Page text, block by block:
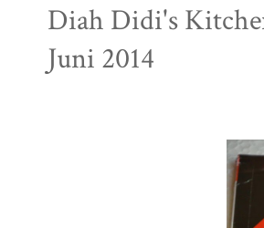
Diah Didi's
Juni 2014